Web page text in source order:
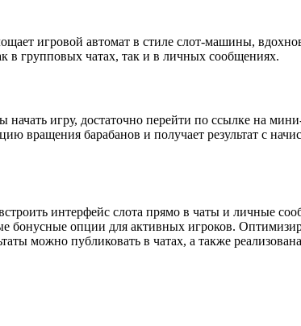
игровой автомат в стиле слот-машины,
в групповых чатах, так и в личных сообщениях.
начать игру, достаточно перейти по ссылке на
вращения барабанов и получает результат с
интерфейс слота прямо в чаты и личные
опции для активных игроков.
можно публиковать в чатах, а также